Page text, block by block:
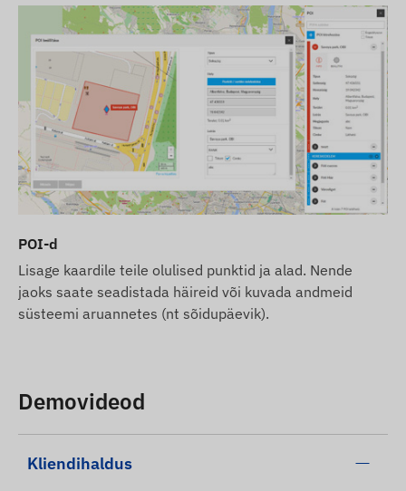
palume arvestada, et tootja jätab endale õiguse
muuta toote spetsifikatsioone või pakendit ilma
ette teatamata. Seetõttu võib toodete tegelik
välimus piltidel kujutatust veidi erineda. Jätame
endale õiguse tootjapoolsetele muudatustele
võimalike erinevuste osas.
POI-d
Lisage kaardile teile olulised punktid ja alad. Nende
jaoks saate seadistada häireid või kuvada andmeid
süsteemi aruannetes (nt sõidupäevik).
Demovideod
Kliendihaldus